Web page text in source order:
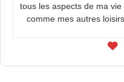
tous les aspects de ma vie
comme mes autres